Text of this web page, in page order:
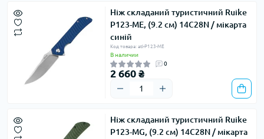
Ніж складаний туристичний Ruike
P123-ME, (9.2 см) 14C28N / мікарта
синій
Код товара: atl-P123-ME
В наличии
0
2 660 ₴
Ніж складаний туристичний Ruike
P123-MG, (9.2 см) 14C28N / мікарта